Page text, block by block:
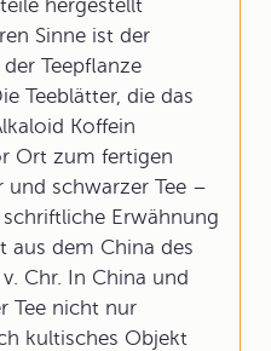
hergestellt
Sinne ist der
Teepflanze
Teeblätter, die das
Koffein
Ort zum fertigen
schwarzer Tee –
Erwähnung
aus dem China des
Chr. In China und
Tee nicht nur
kultisches Objekt